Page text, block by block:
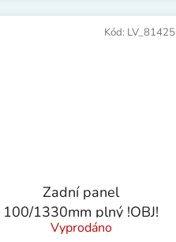
Zadní panel
100/1330mm plný !OBJ!
Vyprodáno
Kód: LV_81425